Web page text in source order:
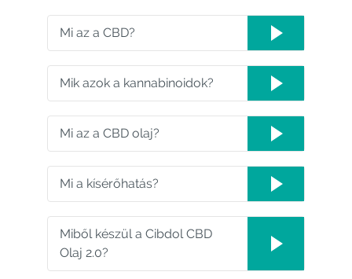
Mi az a CBD?
Mik azok a kannabinoidok?
Mi az a CBD olaj?
Mi a kísérőhatás?
Miből készül a Cibdol CBD
Olaj 2.0?